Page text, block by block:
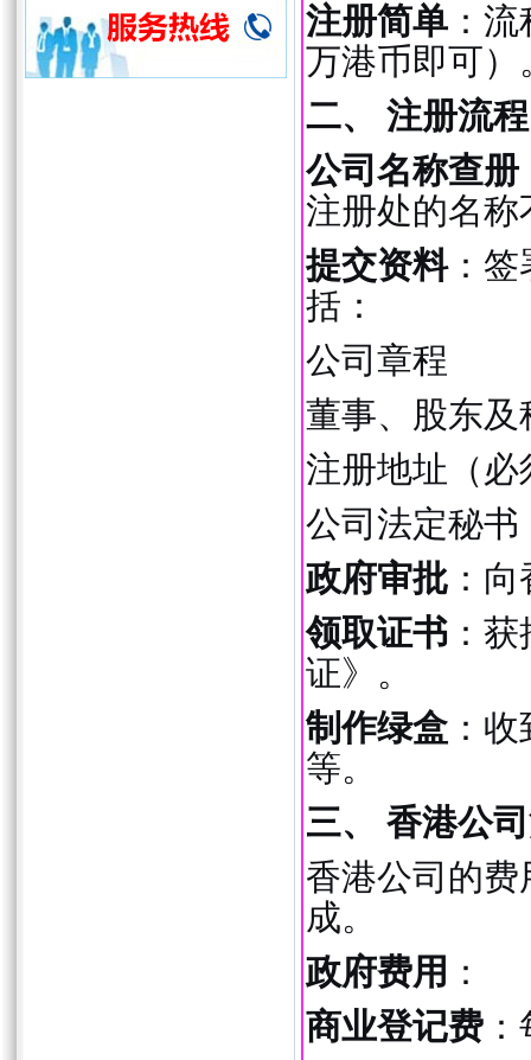
注册简单：流
万港币即可）
二、 注册流程
公司名称查册
注册处的名称
提交资料：签
括：
公司章程
董事、股东
注册地址（
公司法定秘
政府审批：向
领取证书：获
证》。
制作绿盒：收
等。
三、 香港公
香港公司的费
成。
政府费用 ：
商业登记费：